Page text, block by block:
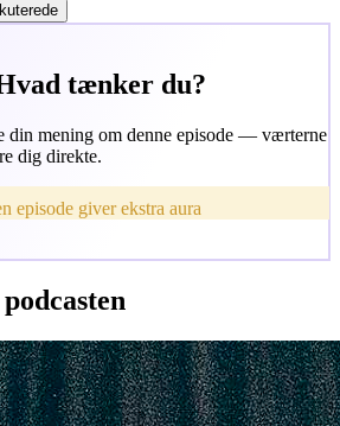
tænker du?
din mening om denne episode — værterne
dig direkte.
episode giver ekstra aura